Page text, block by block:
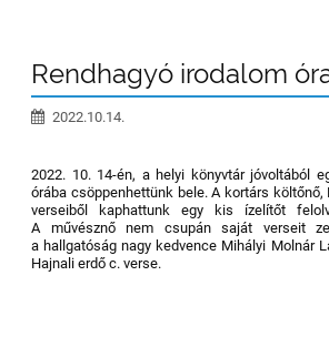
Rendhagyó irodalom
2022.10.14.
2022. 10. 14-én, a helyi könyvtár jóvoltából
órába csöppenhettünk bele. A kortárs
verseiből kaphattunk egy kis ízelítőt
A művésznő nem csupán saját verseit
a hallgatóság nagy kedvence Mihályi Molnár
Hajnali erdő c. verse.